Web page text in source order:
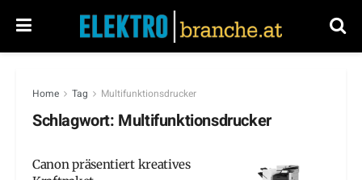
Home Tag Multifunktionsdrucker
Schlagwort: Multifunktionsdrucker
Canon präsentiert kreatives